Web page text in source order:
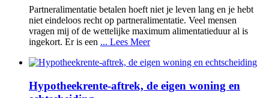
Partneralimentatie betalen hoeft niet je leven lang en je hebt
niet eindeloos recht op partneralimentatie. Veel mensen
vragen mij of de wettelijke maximum alimentatieduur al is
ingekort. Er is een ... Lees Meer
Hypotheekrente-aftrek, de eigen woning en